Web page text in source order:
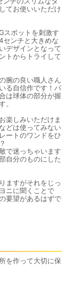
てお使いいただけ
スポットを刺激す
センチと大きめな
デザインとなって
トからトライして
腕の良い職人さん
る自信作です！パ
は球体の部分が握
。
楽しみいただけま
どは使ってみない
ートのワンドをひ
で迷っちゃいます
自分のものにした
ますがそれをじっ
ニに聞くことで
要望があるはずで
を作って大切に保